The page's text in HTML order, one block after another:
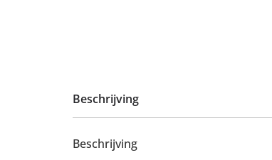
Beschrijving
Beschrijving